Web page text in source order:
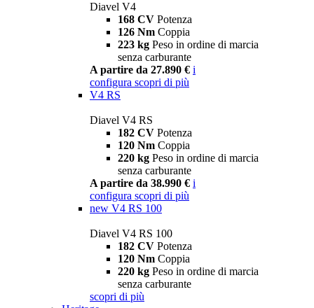
Diavel V4
168 CV Potenza
126 Nm Coppia
223 kg Peso in ordine di marcia
senza carburante
A partire da 27.890 € i
configura scopri di più
V4 RS
Diavel V4 RS
182 CV Potenza
120 Nm Coppia
220 kg Peso in ordine di marcia
senza carburante
A partire da 38.990 € i
configura scopri di più
new V4 RS 100
Diavel V4 RS 100
182 CV Potenza
120 Nm Coppia
220 kg Peso in ordine di marcia
senza carburante
scopri di più